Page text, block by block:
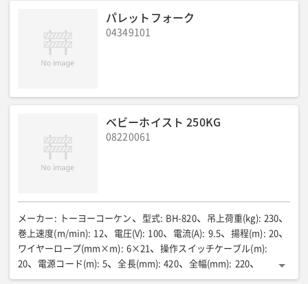
パレットフォーク
04349101
ベビーホイスト 250KG
08220061
メーカー : トーヨーコーケン 型式: BH-820 吊上荷重(kg): 230
巻上速度(m/min): 12 電圧(V): 100 電流(A): 9.5 揚程(m): 20
ワイヤーロープ(mm×m): 6×21 操作スイッチケーブル(m):
20
電源コード(m): 5 全長(mm): 420 全幅(mm): 220
全高(mm): 805 質量(kg): 19